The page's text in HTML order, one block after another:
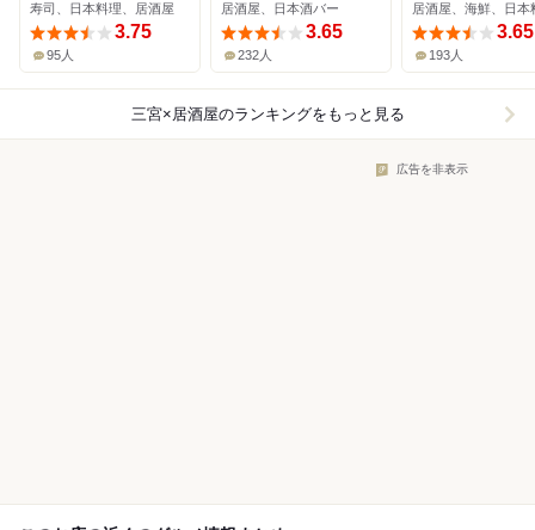
寿司、日本料理、居酒屋
3.75
95人
居酒屋、日本酒バー
3.65
232人
居酒屋、海鮮、日本
3.65
193人
三宮×居酒屋のランキングをもっと見る
広告を非表示